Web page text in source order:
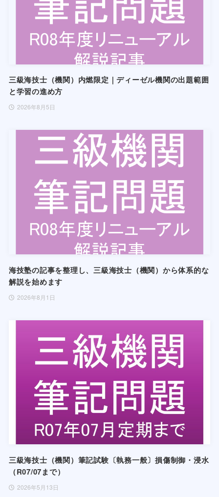
三級海技士（機関）内燃限定｜ディーゼル機関の出題範囲
と学習の進め方
2026年8月5日
海技塾の記事を整理し、三級海技士（機関）から体系的な
解説を始めます
2026年8月1日
三級海技士（機関）筆記試験〔執務一般〕損傷制御・浸水
（R07/07まで）
2026年5月13日